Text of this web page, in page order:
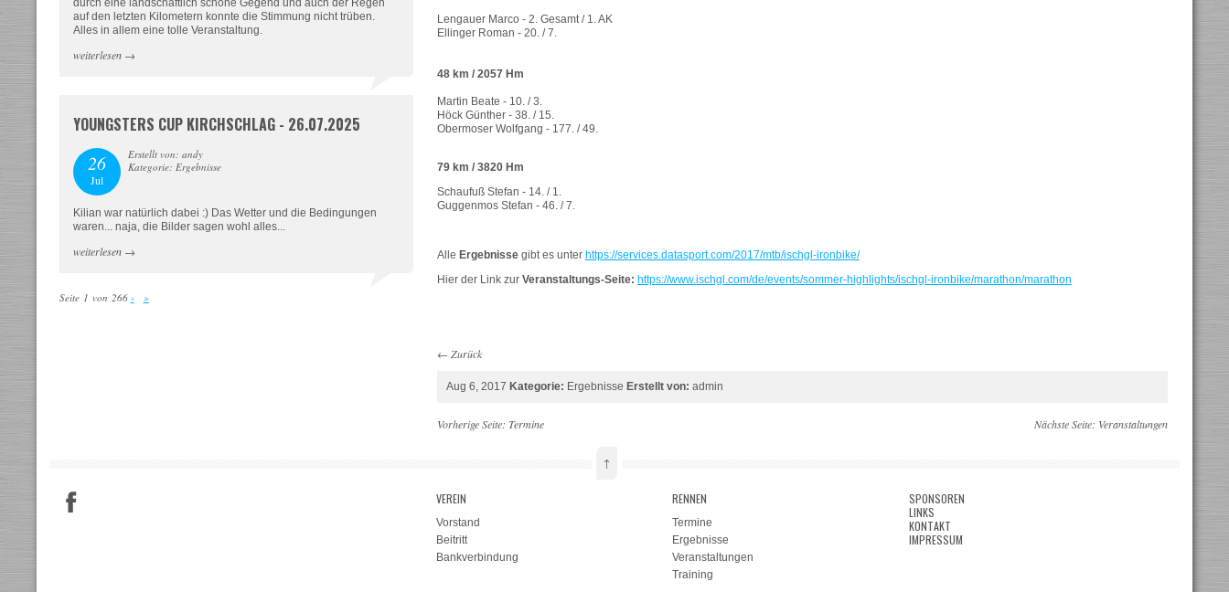
Lengauer Marco - 2. Gesamt / 1. AK
Ellinger Roman - 20. / 7.
48 km / 2057 Hm
Martin Beate - 10. / 3.
Höck Günther - 38. / 15.
Obermoser Wolfgang - 177. / 49.
79 km / 3820 Hm
Schaufuß Stefan - 14. / 1.
Guggenmos Stefan - 46. / 7.
Alle Ergebnissegibt es unter https://services.datasport.com/2017/mtb/ischgl-ironbike/
Hier der Link zur Veranstaltungs-Seite: https://www.ischgl.com/de/events/sommer-highlights/ischgl-ironbike/marathon/marathon
← Zurück
Aug 6, 2017 Kategorie: Ergebnisse Erstellt von: admin
durch eine landschaftlich schöne Gegend und auch der Regen
auf den letzten Kilometern konnte die Stimmung nicht trüben.
Alles in allem eine tolle Veranstaltung.
weiterlesen→
YOUNGSTERS CUP KIRCHSCHLAG - 26.07.2025
26
Jul
Erstellt von: andy
Kategorie: Ergebnisse
Kilian war natürlich dabei :) Das Wetter und die Bedingungen
waren... naja, die Bilder sagen wohl alles...
weiterlesen→
Seite 1 von 266 › »
Vorherige Seite: Termine Nächste Seite: Veranstaltungen
↑
VEREIN
Vorstand
Beitritt
Bankverbindung
RENNEN
Termine
Ergebnisse
Veranstaltungen
Training
SPONSOREN
LINKS
KONTAKT
IMPRESSUM